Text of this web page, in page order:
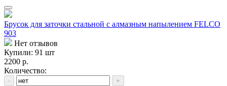
Брусок для заточки стальной с алмазным напылением FELCO
903
Нет отзывов
Купили: 91 шт
2200 р.
Количество:
-
+